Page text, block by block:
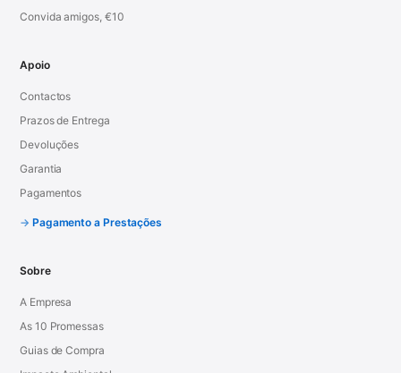
Convida amigos, €10
Apoio
Contactos
Prazos de Entrega
Devoluções
Garantia
Pagamentos
Pagamento a Prestações
Sobre
A Empresa
As 10 Promessas
Guias de Compra